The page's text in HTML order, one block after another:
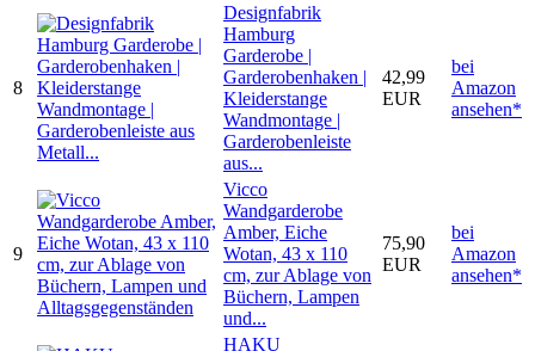
8
Designfabrik
Hamburg
Garderobe |
Garderobenhaken |
Kleiderstange
Wandmontage |
Garderobenleiste
aus...
42,99
EUR
bei
Amazon
ansehen*
9
Vicco
Wandgarderobe
Amber, Eiche
Wotan, 43 x 110
cm, zur Ablage von
Büchern, Lampen
und...
75,90
EUR
bei
Amazon
ansehen*
HAKU